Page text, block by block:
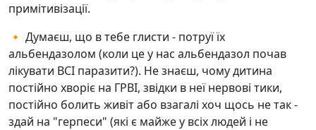
примітивізації.
🔸 Думаєш, що в тебе глисти - потруї їх
альбендазолом (коли це у нас альбендазол почав
лікувати ВСІ паразити?). Не знаєш, чому дитина
постійно хворіє на ГРВІ, звідки в неї нервові тики,
постійно болить живіт або взагалі хоч щось не так -
здай на "герпеси" (які є майже у всіх людей і не